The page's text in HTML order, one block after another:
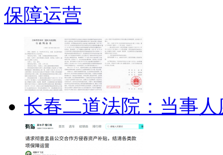
保障运营
长春二道法院：当事人